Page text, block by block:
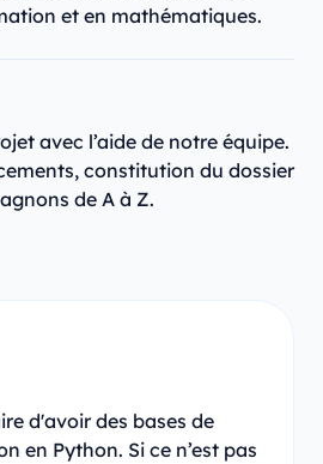
et en mathématiques.
avec l’aide de notre équipe.
constitution du dossier
de A à Z.
d'avoir des bases de
en Python. Si ce n’est pas